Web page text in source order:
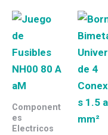
Component
es
Electricos